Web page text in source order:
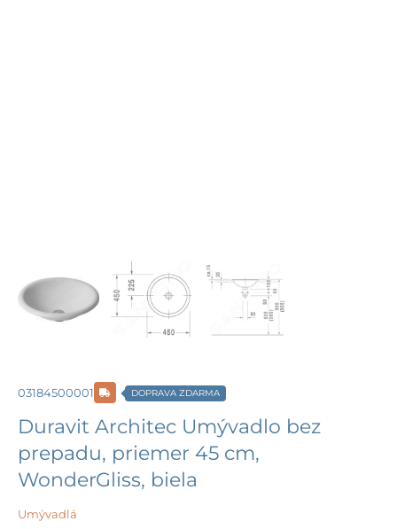
03184500001 DOPRAVA ZDARMA
Duravit Architec Umývadlo bez
prepadu, priemer 45 cm,
WonderGliss, biela
Umývadlá